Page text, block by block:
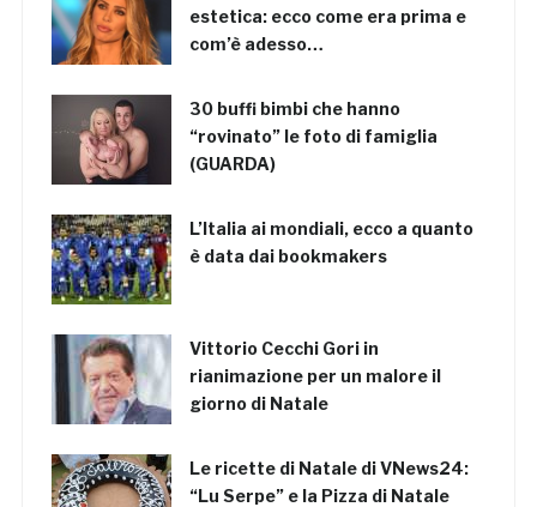
estetica: ecco come era prima e
com’è adesso…
30 buffi bimbi che hanno
“rovinato” le foto di famiglia
(GUARDA)
L’Italia ai mondiali, ecco a quanto
è data dai bookmakers
Vittorio Cecchi Gori in
rianimazione per un malore il
giorno di Natale
Le ricette di Natale di VNews24:
“Lu Serpe” e la Pizza di Natale